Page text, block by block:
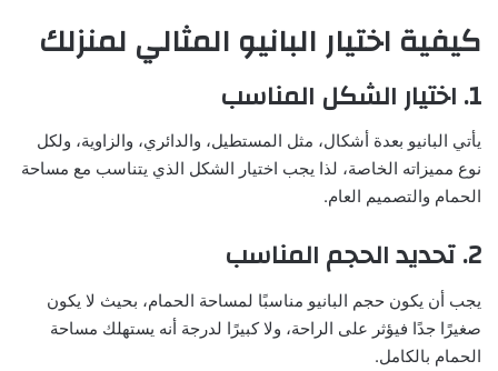
كيفية اختيار البانيو المثالي لمنزلك
1. اختيار الشكل المناسب
يأتي البانيو بعدة أشكال، مثل المستطيل، والدائري، والزاوية، ولكل
نوع مميزاته الخاصة، لذا يجب اختيار الشكل الذي يتناسب مع مساحة
الحمام والتصميم العام.
2. تحديد الحجم المناسب
يجب أن يكون حجم البانيو مناسبًا لمساحة الحمام، بحيث لا يكون
صغيرًا جدًا فيؤثر على الراحة، ولا كبيرًا لدرجة أنه يستهلك مساحة
الحمام بالكامل.